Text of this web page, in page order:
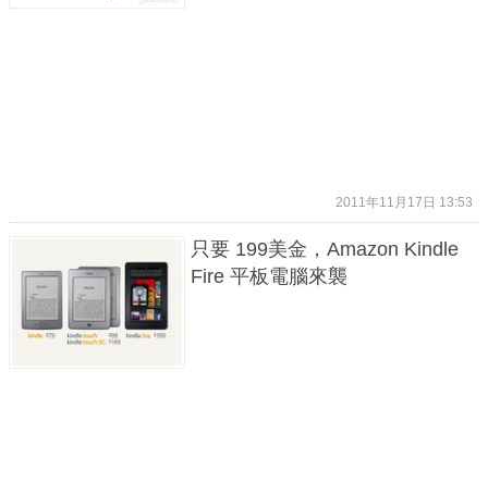
2011年11月17日 13:53
只要 199美金，Amazon Kindle
Fire 平板電腦來襲